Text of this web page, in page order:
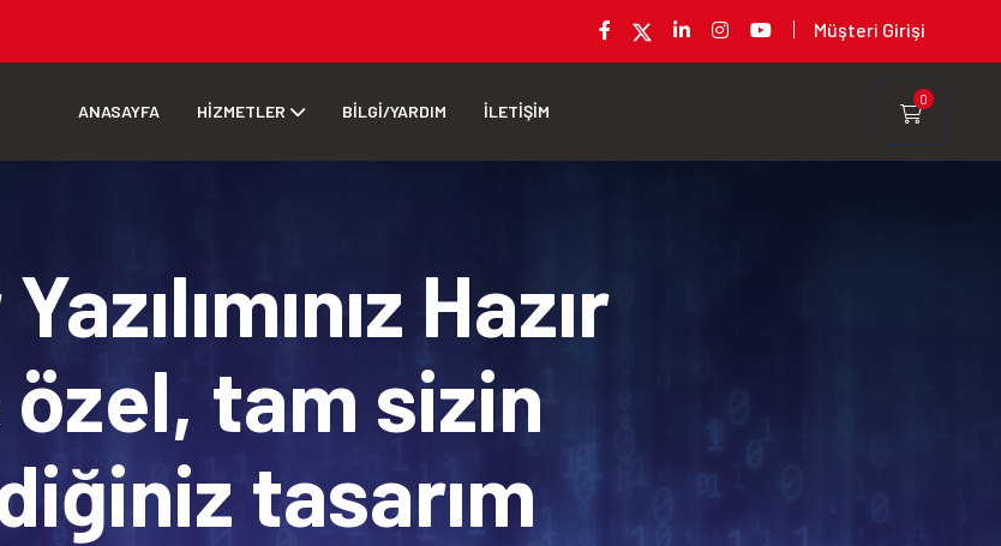
Müşteri Girişi
ANASAYFA HİZMETLER BİLGİ/YARDIM İLETİŞİM
0
Hazır
özel, tam sizin
tasarım